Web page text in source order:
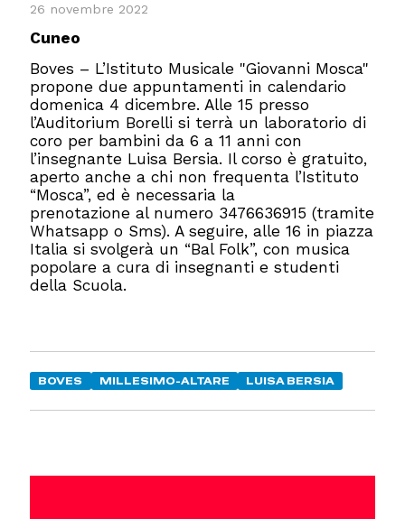
26 novembre 2022
Cuneo
Boves – L’Istituto Musicale "Giovanni Mosca"
propone due appuntamenti in calendario
domenica 4 dicembre. Alle 15 presso
l’Auditorium Borelli si terrà un laboratorio di
coro per bambini da 6 a 11 anni con
l’insegnante Luisa Bersia. Il corso è gratuito,
aperto anche a chi non frequenta l’Istituto
“Mosca”, ed è necessaria la
prenotazione al numero 3476636915 (tramite
Whatsapp o Sms). A seguire, alle 16 in piazza
Italia si svolgerà un “Bal Folk”, con musica
popolare a cura di insegnanti e studenti
della Scuola.
BOVES MILLESIMO-ALTARE LUISA BERSIA